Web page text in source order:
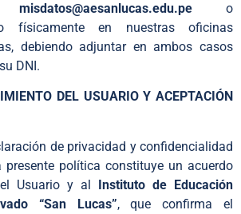
misdatos@aesanlucas.edu.peo
físicamente en nuestras oficinas
debiendo adjuntar en ambos casos
DNI.
DEL USUARIO Y ACEPTACIÓN
de privacidad y confidencialidad
presente política constituye un acuerdo
Usuario y al Instituto de Educación
“San Lucas”, que confirma el